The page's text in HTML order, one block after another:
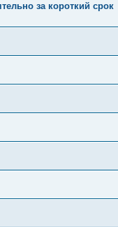
за короткий срок